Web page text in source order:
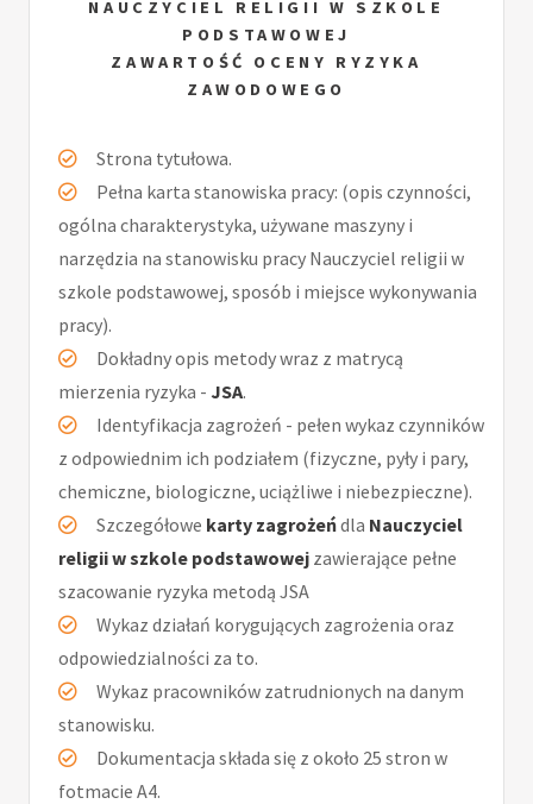
NAUCZYCIEL RELIGII W SZKOLE
PODSTAWOWEJ
ZAWARTOŚĆ OCENY RYZYKA
ZAWODOWEGO
Strona tytułowa.
Pełna karta stanowiska pracy: (opis czynności,
ogólna charakterystyka, używane maszyny i
narzędzia na stanowisku pracy Nauczyciel religii w
szkole podstawowej, sposób i miejsce wykonywania
pracy).
Dokładny opis metody wraz z matrycą
mierzenia ryzyka - JSA.
Identyfikacja zagrożeń - pełen wykaz czynników
z odpowiednim ich podziałem (fizyczne, pyły i pary,
chemiczne, biologiczne, uciążliwe i niebezpieczne).
Szczegółowe karty zagrożeńdla Nauczyciel
religii w szkole podstawowej zawierające pełne
szacowanie ryzyka metodą JSA
Wykaz działań korygujących zagrożenia oraz
odpowiedzialności za to.
Wykaz pracowników zatrudnionych na danym
stanowisku.
Dokumentacja składa się z około 25 stron w
fotmacie A4.